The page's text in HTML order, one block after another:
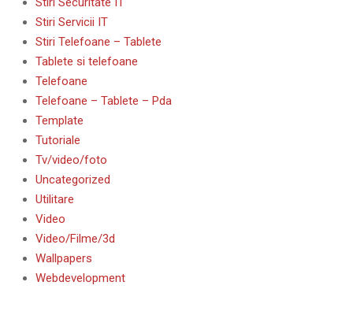
Stiri Servicii IT
Stiri Telefoane – Tablete
Tablete si telefoane
Telefoane
Telefoane – Tablete – Pda
Template
Tutoriale
Tv/video/foto
Uncategorized
Utilitare
Video
Video/Filme/3d
Wallpapers
Webdevelopment